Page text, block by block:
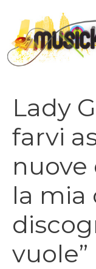
contenuto
Lady
farvi
nuove
la mia
vuole”